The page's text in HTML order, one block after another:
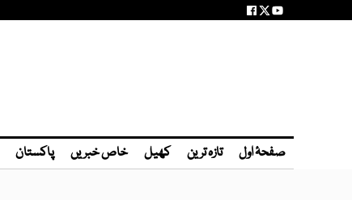
صفحۂ اول تازہ ترین کھیل خاص خبریں پاکستان